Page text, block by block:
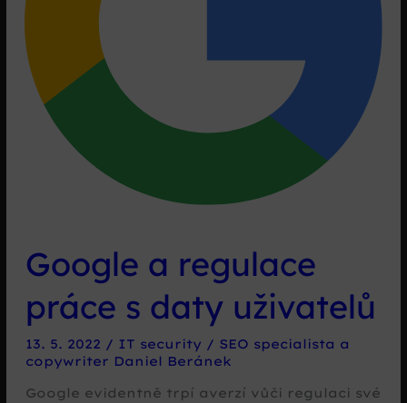
Google a regulace
práce s daty uživatelů
13. 5. 2022 / IT security / SEO specialista a
copywriter Daniel Beránek
Google evidentně trpí averzí vůči regulaci své